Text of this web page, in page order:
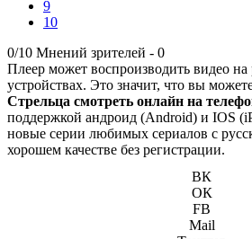
9
10
0/10 Мнений зрителей - 0
Плеер может воспроизводить видео
устройствах. Это значит, что вы
Стрельца смотреть онлайн на
поддержкой андроид (Android) и IOS
новые серии любимых сериалов с
хорошем качестве без регистрации.
ВК
ОК
FB
Mail